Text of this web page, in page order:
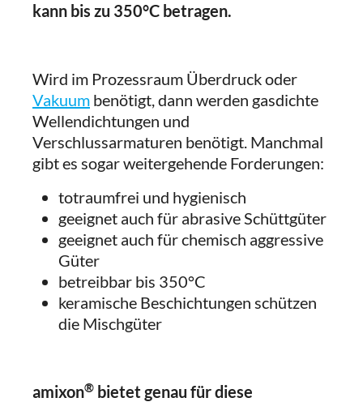
kann bis zu 350°C betragen.
Wird im Prozessraum Überdruck oder
Vakuum benötigt, dann werden gasdichte
Wellendichtungen und
Verschlussarmaturen benötigt. Manchmal
gibt es sogar weitergehende Forderungen:
totraumfrei und hygienisch
geeignet auch für abrasive Schüttgüter
geeignet auch für chemisch aggressive
Güter
betreibbar bis 350°C
keramische Beschichtungen schützen
die Mischgüter
amixon® bietet genau für diese